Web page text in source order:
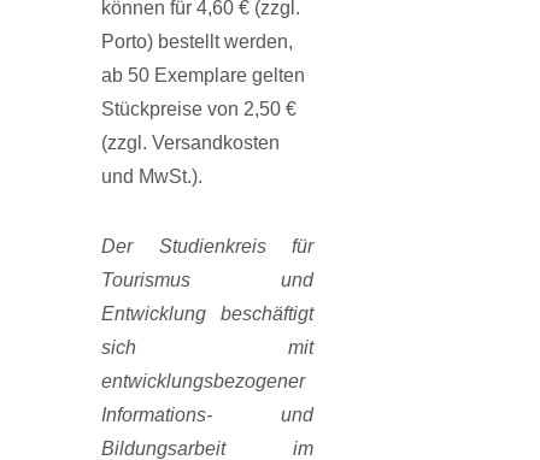
können für 4,60 € (zzgl.
Porto) bestellt werden,
ab 50 Exemplare gelten
Stückpreise von 2,50 €
(zzgl. Versandkosten
und MwSt.).
Der Studienkreis für
Tourismus und
Entwicklung beschäftigt
sich mit
entwicklungsbezogener
Informations- und
Bildungsarbeit im